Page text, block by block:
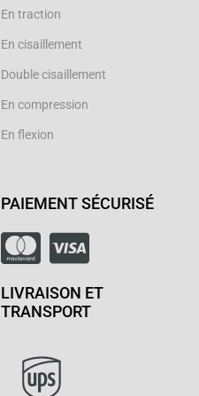
En traction
En cisaillement
Double cisaillement
En compression
En flexion
PAIEMENT SÉCURISÉ
LIVRAISON ET
TRANSPORT